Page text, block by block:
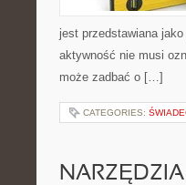
jest przedstawiana
aktywność nie musi
może zadbać o […]
CATEGORIES: